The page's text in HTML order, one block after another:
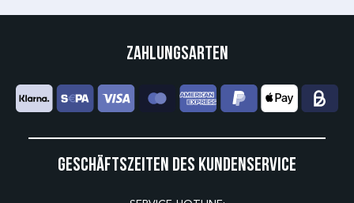
Geschäftszeiten des Kundenservice
Zahlungsarten